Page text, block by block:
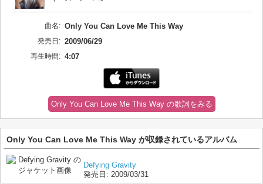
曲名: Only You Can Love Me This Way
発売日: 2009/06/29
再生時間: 4:07
Only You Can Love Me This Way の歌詞をみる
Only You Can Love Me This Way が収録されているアルバム
Defying Gravity
発売日: 2009/03/31